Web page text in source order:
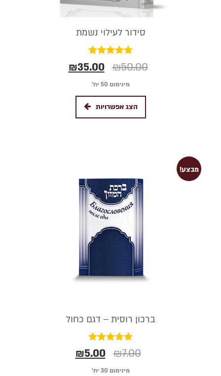
סידור לעילוי נשמת
5.00
₪50.00
₪35.00
מינימום 50 יח׳
הצג אפשרויות
מבצע!
ברכון רוסית – דגם כחול
דורג
5.00₪7.00
₪5.00
מינימום 30 יח׳